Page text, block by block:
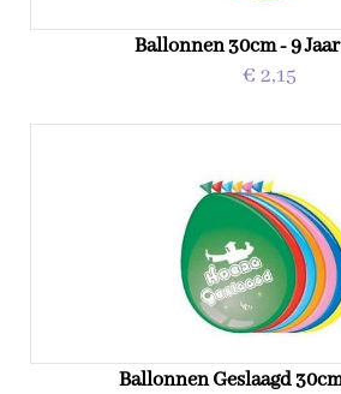
Ballonnen 30cm - 9
€ 2,15
Ballonnen Geslaagd